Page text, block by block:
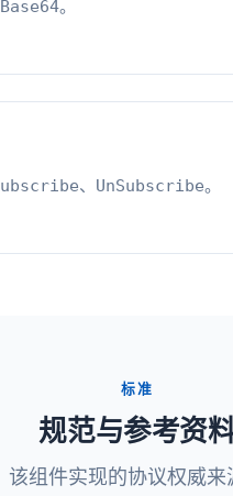
。
、 UnSubscribe。
标准
规范与参考资
该组件实现的协议权威来